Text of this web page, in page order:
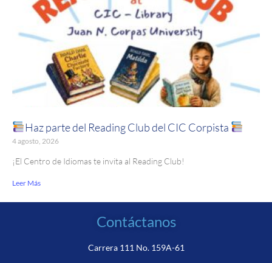
Haz parte del Reading Club del CIC Corpista
4 agosto, 2026
¡El Centro de Idiomas te invita al Reading Club!
Leer Más
Contáctanos
Carrera 111 No. 159A-61